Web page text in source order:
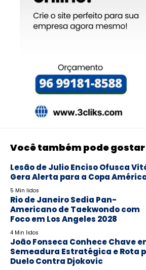
Você também pode gostar
Lesão de Julio Enciso Ofusca
Gera Alerta para a Copa
5 Min lidos
Rio de Janeiro Sedia Pan-
Americano de Taekwondo com
Foco em Los Angeles 2028
4 Min lidos
João Fonseca Conhece Chave
Semeadura Estratégica e Rota
Duelo Contra Djokovic